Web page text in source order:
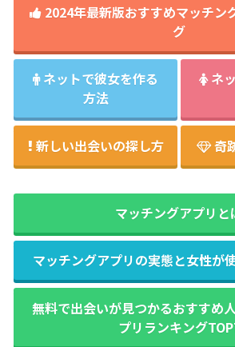
2024年最新版おすすめマッチン
グ
ネットで彼女を作る
方法
ネ
新しい出会いの探し方 奇
マッチングアプリと
マッチングアプリの実態と女性が
無料で出会いが見つかるおすすめ
プリランキング